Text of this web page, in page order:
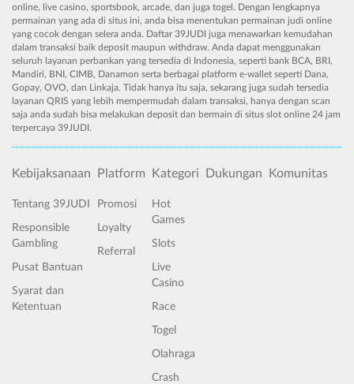
online, live casino, sportsbook, arcade, dan juga togel. Dengan lengkapnya
permainan yang ada di situs ini, anda bisa menentukan permainan judi online
yang cocok dengan selera anda. Daftar 39JUDI juga menawarkan kemudahan
dalam transaksi baik deposit maupun withdraw. Anda dapat menggunakan
seluruh layanan perbankan yang tersedia di Indonesia, seperti bank BCA, BRI,
Mandiri, BNI, CIMB, Danamon serta berbagai platform e-wallet seperti Dana,
Gopay, OVO, dan Linkaja. Tidak hanya itu saja, sekarang juga sudah tersedia
layanan QRIS yang lebih mempermudah dalam transaksi, hanya dengan scan
saja anda sudah bisa melakukan deposit dan bermain di situs slot online 24 jam
terpercaya 39JUDI.
Kebijaksanaan
Tentang 39JUDI
Responsible
Gambling
Pusat Bantuan
Syarat dan
Ketentuan
Platform
Promosi
Loyalty
Referral
Kategori
Hot
Games
Slots
Live
Casino
Race
Togel
Olahraga
Crash
Dukungan Komunitas